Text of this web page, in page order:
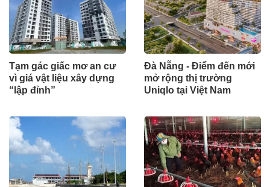
Tạm gác giấc mơ an cư
vì giá vật liệu xây dựng
“lập đỉnh”
Đà Nẵng - Điểm đến mới
mở rộng thị trường
Uniqlo tại Việt Nam